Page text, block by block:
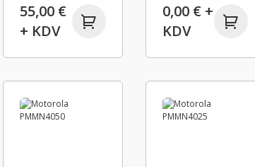
55,00 €
+ KDV
Mikrofonu
0,00 € +
KDV